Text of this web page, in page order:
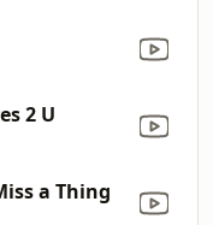
2 U
a Thing